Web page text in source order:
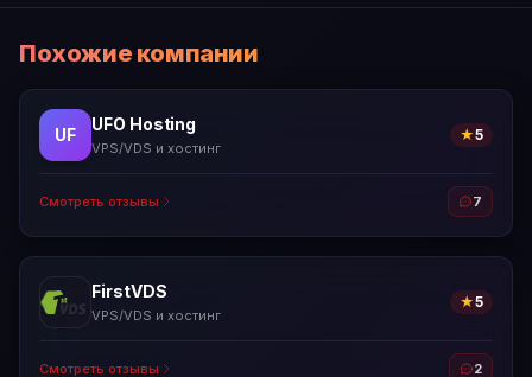
Похожие компании
UF
UFO Hosting
VPS/VDS и хостинг
★5
Смотреть отзывы 7
FirstVDS
VPS/VDS и хостинг
★5
Смотреть отзывы 2